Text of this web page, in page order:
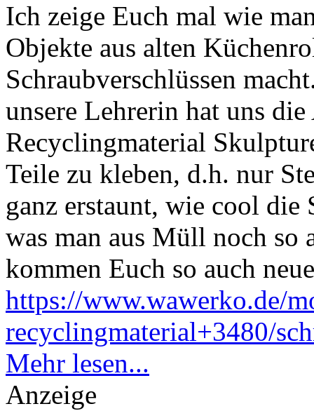
Ich zeige Euch mal wie
Objekte aus alten
Schraubverschlüssen
unsere Lehrerin hat uns
Recyclingmaterial
Teile zu kleben, d.h. nur
ganz erstaunt, wie cool
was man aus Müll noch so
kommen Euch so auch
https://www.wawerko.de/
recyclingmaterial+3480/
Mehr lesen...
Anzeige